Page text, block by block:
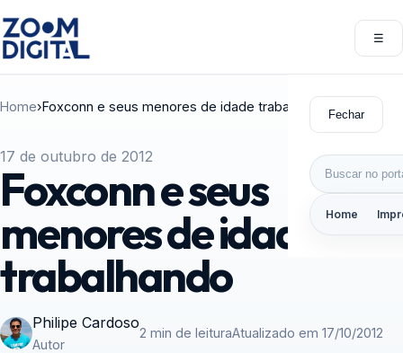
☰
Fechar
Buscar por:
Home
Home›Foxconn e seus menores de idade trabalhando
17 de outubro de 2012
Foxconn e seus
menores de idade
trabalhando
Philipe Cardoso
Autor
2 min de leituraAtualizado em 17/10/2012